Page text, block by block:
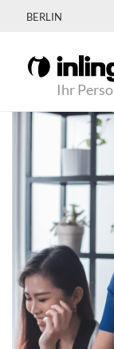
BERLIN
Ihr